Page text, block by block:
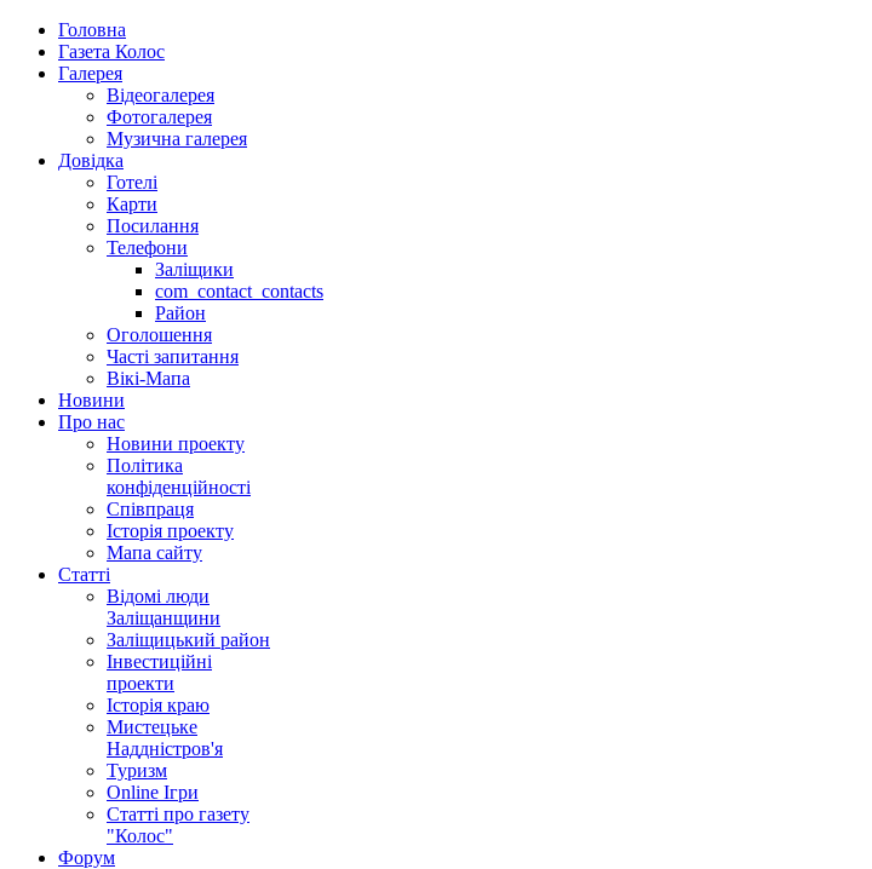
Головна
Газета Колос
Галерея
Відеогалерея
Фотогалерея
Музична галерея
Довідка
Готелі
Карти
Посилання
Телефони
Заліщики
com_contact_contacts
Район
Оголошення
Часті запитання
Вікі-Мапа
Новини
Про нас
Новини проекту
Політика
конфіденційності
Співпраця
Історія проекту
Мапа сайту
Статті
Відомі люди
Заліщанщини
Заліщицький район
Інвестиційні
проекти
Історія краю
Мистецьке
Наддністров'я
Туризм
Online Ігри
Статті про газету
"Колос"
Форум